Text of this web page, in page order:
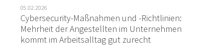
05.02.2026
Cybersecurity-Maßnahmen und -Richtlinien:
Mehrheit der Angestellten im Unternehmen
kommt im Arbeitsalltag gut zurecht